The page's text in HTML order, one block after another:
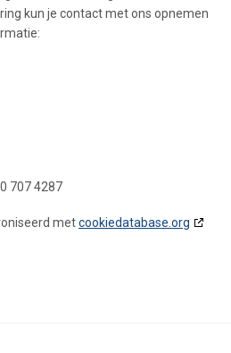
kun je contact met ons opnemen
707 4287
metcookiedatabase.org